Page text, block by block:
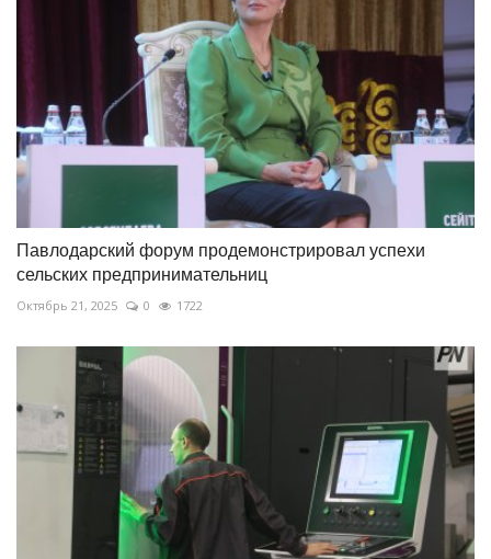
Павлодарский форум продемонстрировал успехи
сельских предпринимательниц
Октябрь 21, 2025 0 1722